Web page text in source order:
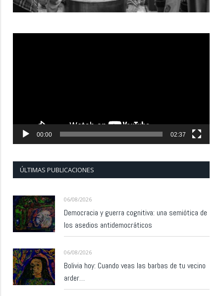
00:00 02:37
ÚLTIMAS PUBLICACIONES
06/08/2026
Democracia y guerra cognitiva: una semiótica de
los asedios antidemocráticos
06/08/2026
Bolivia hoy: Cuando veas las barbas de tu vecino
arder…